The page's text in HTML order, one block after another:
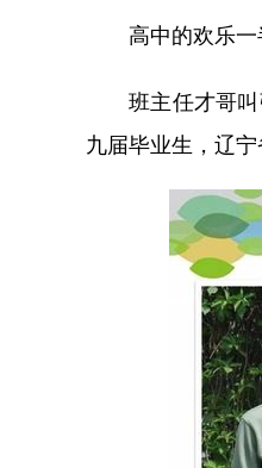
高中的欢乐一
班主任才哥叫张
九届毕业生，辽